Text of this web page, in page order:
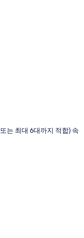
는 최대 6대까지 적합) 속